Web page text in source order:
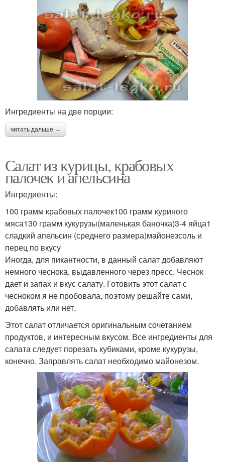
Ингредиенты на две порции:
читать дальше →
Салат из курицы, крабовых
палочек и апельсина
Ингредиенты:
100 грамм крабовых палочек100 грамм куриного
мяса130 грамм кукурузы(маленькая баночка)3-4 яйца1
сладкий апельсин (среднего размера)майонезсоль и
перец по вкусу
Иногда, для пикантности, в данный салат добавляют
немного чеснока, выдавленного через пресс. Чеснок
дает и запах и вкус салату. Готовить этот салат с
чесноком я не пробовала, поэтому решайте сами,
добавлять или нет.
Этот салат отличается оригинальным сочетанием
продуктов, и интересным вкусом. Все ингредиенты для
салата следует порезать кубиками, кроме кукурузы,
конечно. Заправлять салат необходимо майонезом.